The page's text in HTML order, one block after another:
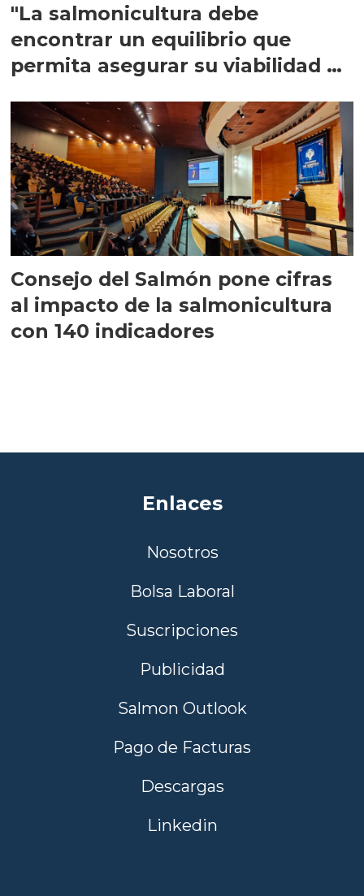
"La salmonicultura debe
encontrar un equilibrio que
permita asegurar su viabilidad de
Consejo del Salmón pone cifras
al impacto de la salmonicultura
con 140 indicadores
Enlaces
Nosotros
Bolsa Laboral
Suscripciones
Publicidad
Salmon Outlook
Pago de Facturas
Descargas
Linkedin